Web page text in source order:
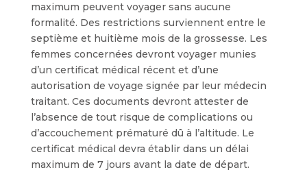
maximum peuvent voyager sans aucune
formalité. Des restrictions surviennent entre le
septième et huitième mois de la grossesse. Les
femmes concernées devront voyager munies
d’un certificat médical récent et d’une
autorisation de voyage signée par leur médecin
traitant. Ces documents devront attester de
l’absence de tout risque de complications ou
d’accouchement prématuré dû à l’altitude. Le
certificat médical devra établir dans un délai
maximum de 7 jours avant la date de départ.